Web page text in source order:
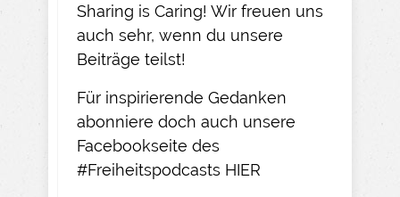
Sharing is Caring! Wir freuen uns
auch sehr, wenn du unsere
Beiträge teilst!​
Für inspirierende Gedanken
abonniere doch auch unsere
Facebookseite des
#Freiheitspodcasts HIER